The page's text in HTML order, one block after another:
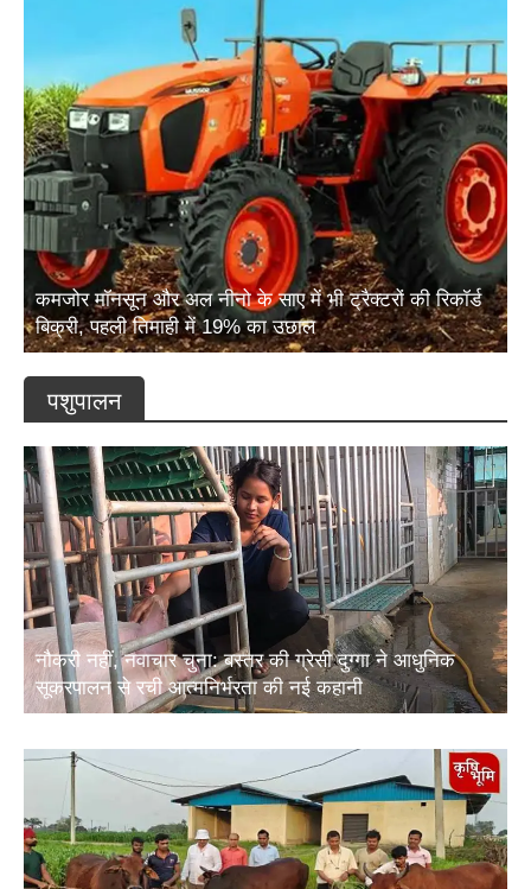
कमजोर मॉनसून और अल नीनो के साए में भी ट्रैक्टरों की रिकॉर्ड
बिक्री, पहली तिमाही में 19% का उछाल
पशुपालन
नौकरी नहीं, नवाचार चुना: बस्तर की ग्रेसी दुग्गा ने आधुनिक
सूकरपालन से रची आत्मनिर्भरता की नई कहानी